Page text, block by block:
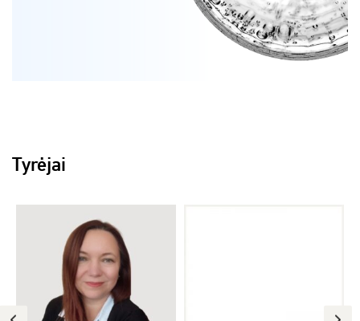
Tyrėjai